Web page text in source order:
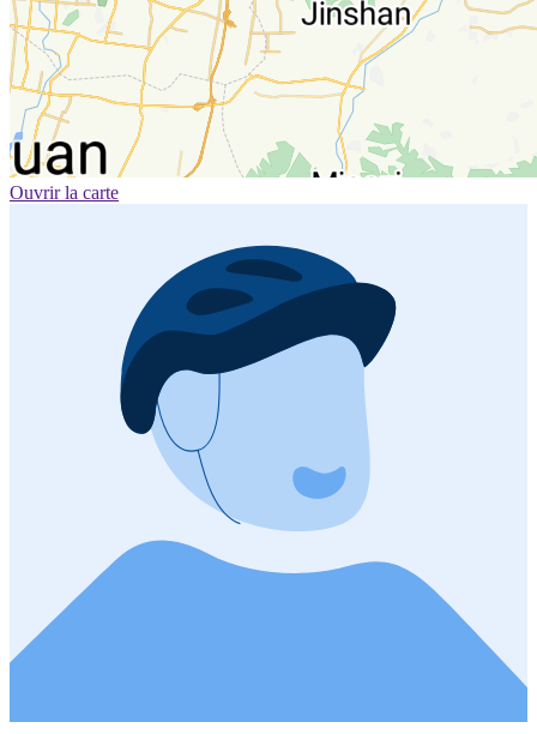
Ouvrir la carte